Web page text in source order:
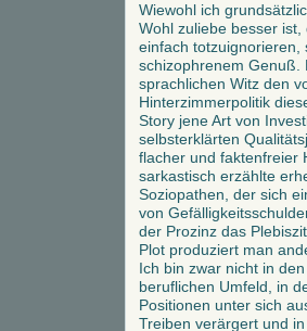
Wiewohl ich
Wohl zuliebe besser
einfach totzuignorieren,
schizophrenem Genuß.
sprachlichen Witz den
Hinterzimmerpolitik
Story jene Art von
selbsterklärten
flacher und faktenfreier
sarkastisch erzählte
Soziopathen, der sich
von
der Prozinz das
Plot produziert man
Ich bin zwar nicht in
beruflichen Umfeld, in
Positionen unter sich
Treiben verärgert und